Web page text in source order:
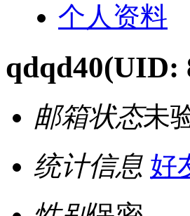
个人资料
qdqd40(UID:
邮箱状态未
统计信息 好